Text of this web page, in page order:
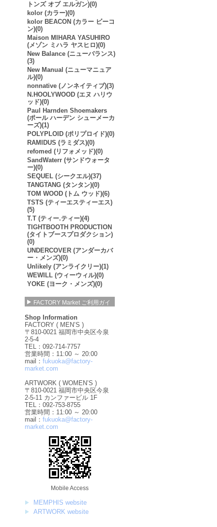
トンズ オブ エルガン)(0)
kolor (カラー)(0)
kolor BEACON (カラー ビーコ
ン)(0)
Maison MIHARA YASUHIRO
(メゾン ミハラ ヤスヒロ)(0)
New Balance (ニューバランス)
(3)
New Manual (ニューマニュア
ル)(0)
nonnative (ノンネイティブ)(3)
N.HOOLYWOOD (エヌ ハリウ
ッド)(0)
Paul Harnden Shoemakers
(ポール ハーデン シューメーカ
ーズ)(1)
POLYPLOID (ポリプロイド)(0)
RAMIDUS (ラミダス)(0)
refomed (リフォメッド)(0)
SandWaterr (サンドウォータ
ー)(0)
SEQUEL (シークエル)(37)
TANGTANG (タンタン)(0)
TOM WOOD (トム ウッド)(6)
TSTS (ティーエスティーエス)
(5)
T.T (ティー.ティー)(4)
TIGHTBOOTH PRODUCTION
(タイトブースプロダクション)
(0)
UNDERCOVER (アンダーカバ
ー・メンズ)(0)
Unlikely (アンライクリー)(1)
WEWILL (ウィーウィル)(0)
YOKE (ヨーク・メンズ)(0)
FACTORY Market ご利用ガイ
Shop Information
FACTORY ( MEN’S )
〒810-0021 福岡市中央区今泉
2-5-4
TEL：092-714-7757
営業時間：11:00 ～ 20:00
mail： fukuoka@factory-
market.com
ARTWORK ( WOMEN’S )
〒810-0021 福岡市中央区今泉
2-5-11 カンファービル 1F
TEL：092-753-8755
営業時間：11:00 ～ 20:00
mail： fukuoka@factory-
market.com
Mobile Access
MEMPHIS website
ARTWORK website